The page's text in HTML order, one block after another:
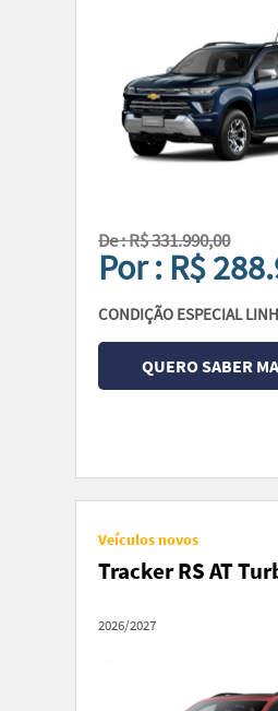
De : R$ 331.990,00
Por : R$
CONDIÇÃO ESPECIAL
QUERO SABER
Veículos novos
Tracker RS AT
2026/2027